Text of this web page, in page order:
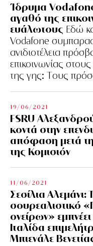
Ίδρυμα
αγαθό της
ευάλωτους Εδώ
Vodafone
ανιδιοτέλεια
επικοινωνίας
της γης: Tους
19/06/2021
FSRU
κοντά στην
απόφαση μετά
της Κομισιόν
11/06/2021
Σεσίλια Αλεμάνι:
σουρεαλιστικό
ονείρων»
Ιταλίδα
Μπιενάλε